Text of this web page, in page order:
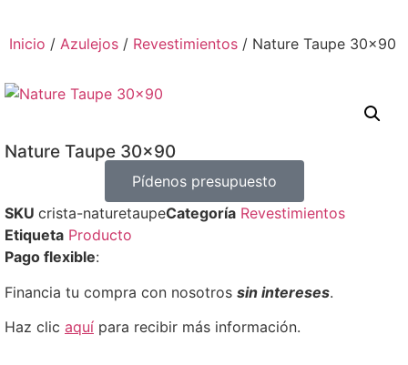
Inicio / Azulejos / Revestimientos / Nature Taupe 30×90
Nature Taupe 30×90
Pídenos presupuesto
SKU crista-naturetaupeCategoría Revestimientos
Etiqueta Producto
Pago flexible:
Financia tu compra con nosotros sin intereses.
Haz clic aquí para recibir más información.